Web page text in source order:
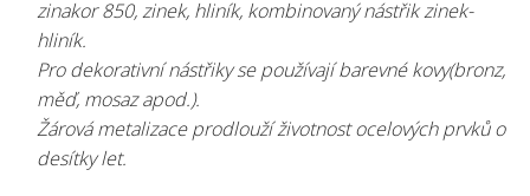
zinakor 850, zinek, hliník, kombinovaný nástřik zinek-
hliník.
Pro dekorativní nástřiky se používají barevné kovy(bronz,
měď, mosaz apod.).
Žárová metalizace prodlouží životnost ocelových prvků o
desítky let.